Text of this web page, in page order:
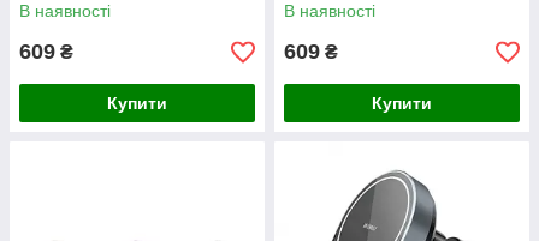
В наявності
609 ₴
Купити
В наявності
609 ₴
Купити